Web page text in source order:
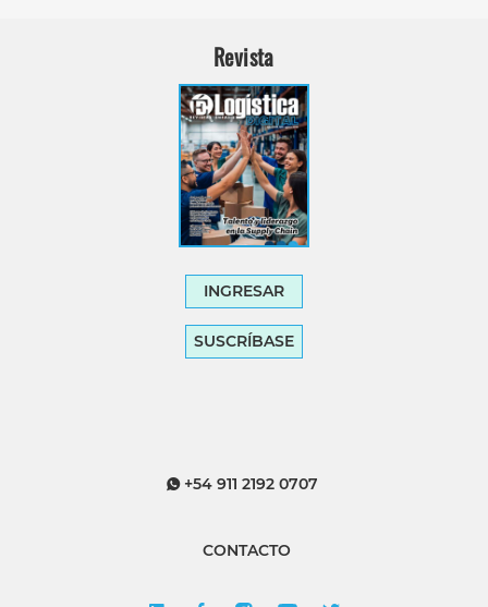
Revista
INGRESAR
SUSCRÍBASE
+54 911 2192 0707
CONTACTO